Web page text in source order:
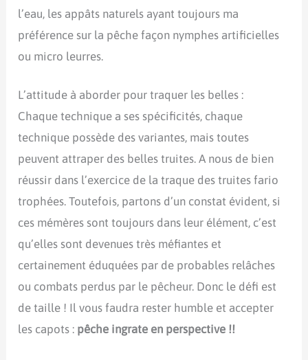
l’eau, les appâts naturels ayant toujours ma
préférence sur la pêche façon nymphes artificielles
ou micro leurres.
L’attitude à aborder pour traquer les belles :
Chaque technique a ses spécificités, chaque
technique possède des variantes, mais toutes
peuvent attraper des belles truites. A nous de bien
réussir dans l’exercice de la traque des truites fario
trophées. Toutefois, partons d’un constat évident, si
ces mémères sont toujours dans leur élément, c’est
qu’elles sont devenues très méfiantes et
certainement éduquées par de probables relâches
ou combats perdus par le pêcheur. Donc le défi est
de taille ! Il vous faudra rester humble et accepter
les capots : pêche ingrate en perspective !!